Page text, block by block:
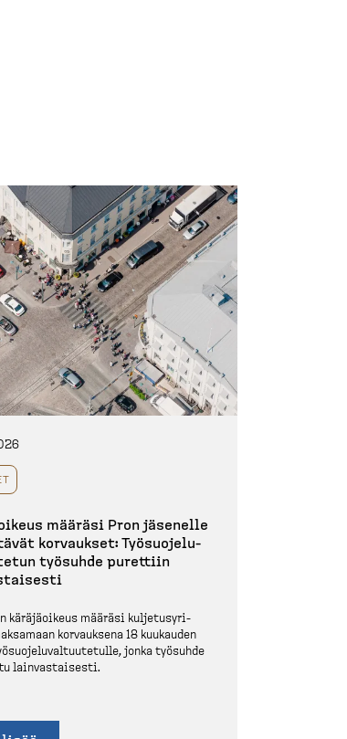
määräsi Pron jäsenelle
korvaukset: Työsuo­je­lu­
työsuhde purettiin
käräjä­oikeus määräsi kuljetus­yri­
korvauksena 18 kuukauden
jonka työsuhde
lainvas­taisesti.